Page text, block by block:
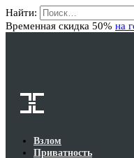
Найти:
Временная скидка 50% на
Взлом
Приватность